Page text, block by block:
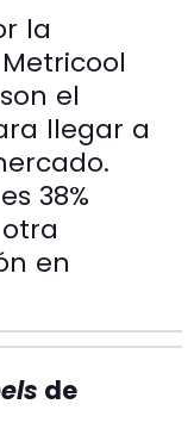
la
son el
llegar a
38%
en
de